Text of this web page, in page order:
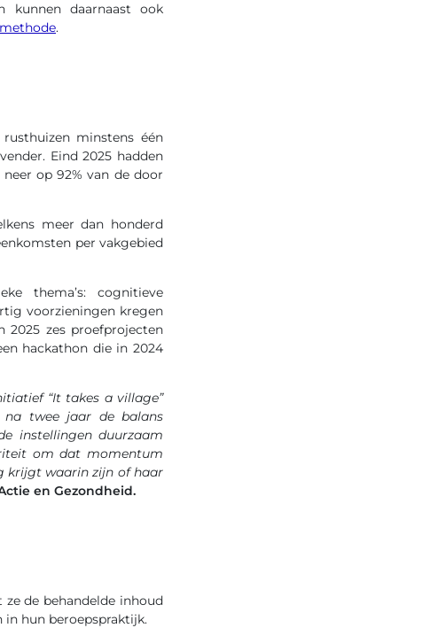
kunnen daarnaast ook
.
minstens één
Eind 2025 hadden
op 92% van de door
meer dan honderd
per vakgebied
thema’s: cognitieve
voorzieningen kregen
2025 zes proefprojecten
hackathon die in 2024
“It takes a village”
na twee jaar de balans
instellingen duurzaam
om dat momentum
krijgt waarin zijn of haar
en Gezondheid.
de behandelde inhoud
in hun beroepspraktijk.